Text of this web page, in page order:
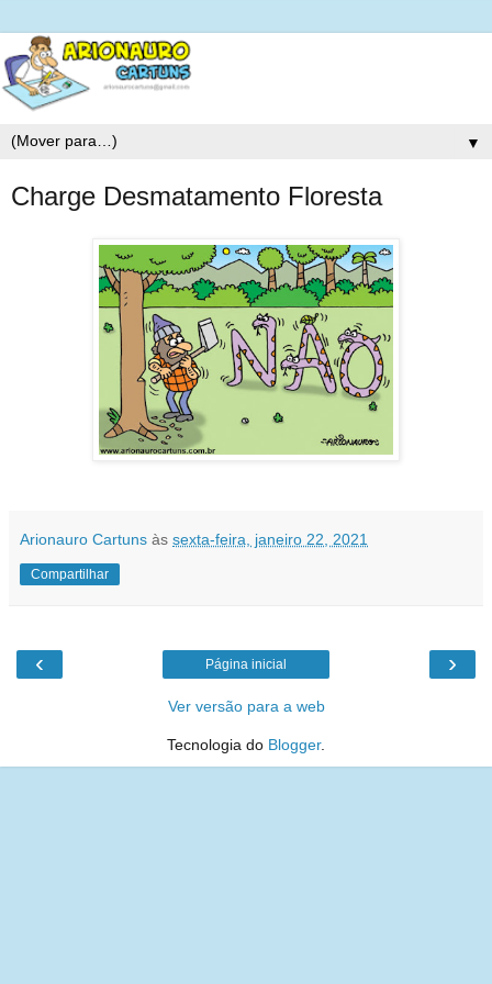
▼
Charge Desmatamento Floresta
Arionauro Cartuns às sexta-feira, janeiro 22, 2021
Compartilhar
‹ ›
Página inicial
Ver versão para a web
Tecnologia do Blogger.